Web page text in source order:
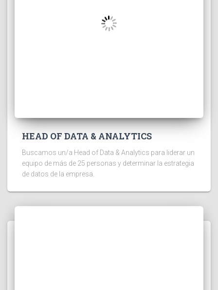
HEAD OF DATA & ANALYTICS
Buscamos un/a Head of Data & Analytics para liderar un
equipo de más de 25 personas y determinar la estrategia
de datos de la empresa.